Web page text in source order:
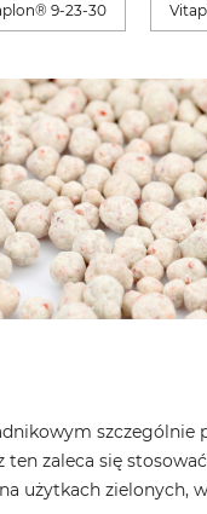
9-23-30
ten zaleca się
użytkach zielonych,